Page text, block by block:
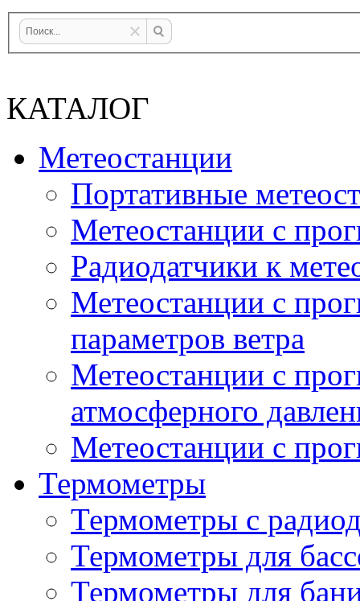
КАТАЛОГ
Метеостанции
Портативные
Метеостанции с
Радиодатчики к
Метеостанции с
параметров ветра
Метеостанции с
атмосферного
Метеостанции с
Термометры
Термометры с
Термометры для
Термометры для